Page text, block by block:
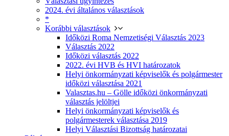
2024. évi általános választások
*
Korábbi választások
Időközi Roma Nemzetiségi Választás 2023
Választás 2022
Időközi választás 2022
2022. évi HVB és HVI határozatok
Helyi önkormányzati képviselők és polgármester
időközi választása 2021
Valasztas.hu – Gölle időközi önkormányzati
választás jelöltjei
Helyi önkormányzati képviselők és
polgármesterek választása 2019
Helyi Választási Bizottság határozatai